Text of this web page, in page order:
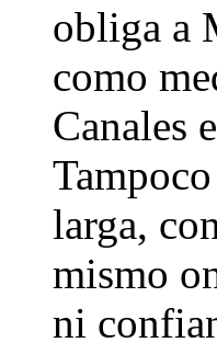
obliga a
como
Canales
larga,
mismo
ni